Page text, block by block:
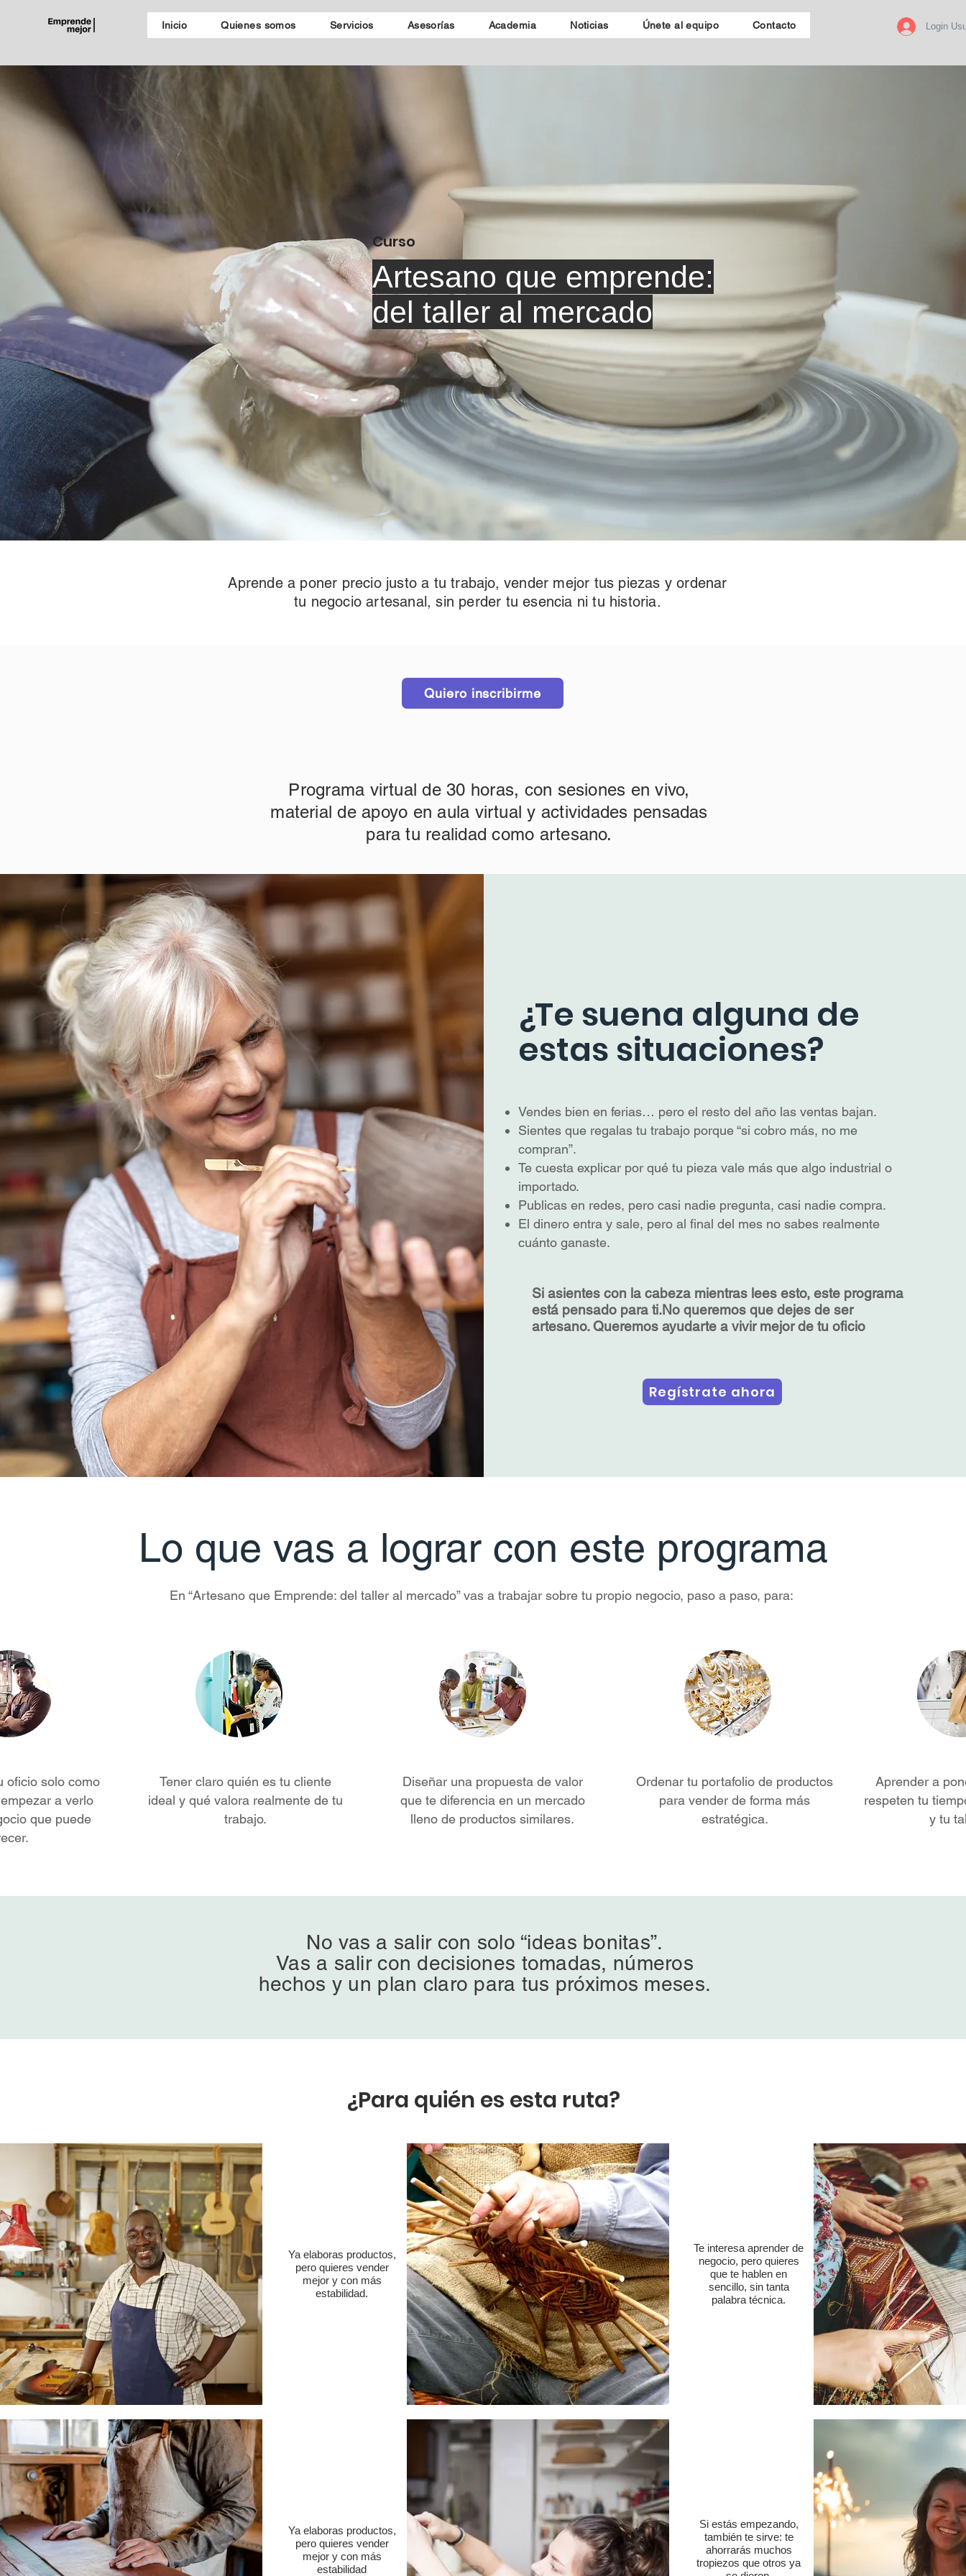
Inicio Quienes somos Servicios Asesorías Academia Noticias Únete al equipo Contacto Login
Curso
Artesano que emprende:
del taller al mercado
Aprende a poner precio justo a tu trabajo, vender mejor tus piezas y ordenar
tu negocio artesanal, sin perder tu esencia ni tu historia.
Quiero inscribirme
Programa virtual de 30 horas, con sesiones en vivo,
material de apoyo en aula virtual y actividades pensadas
para tu realidad como artesano.
¿Te suena alguna de
estas situaciones?
Vendes bien en ferias… pero el resto del año las ventas bajan.
Sientes que regalas tu trabajo porque “si cobro más, no me
compran”.
Te cuesta explicar por qué tu pieza vale más que algo industrial o
importado.
Publicas en redes, pero casi nadie pregunta, casi nadie compra.
El dinero entra y sale, pero al final del mes no sabes realmente
cuánto ganaste.
Si asientes con la cabeza mientras lees esto, este programa
está pensado para ti.No queremos que dejes de ser
artesano. Queremos ayudarte a vivir mejor de tu oficio
Regístrate ahora
Lo que vas a lograr con este programa
En “Artesano que Emprende: del taller al mercado” vas a trabajar sobre tu propio negocio, paso a paso, para:
oficio solo como
a verlo
que puede
Tener claro quién es tu cliente
ideal y qué valora realmente de tu
trabajo.
Diseñar una propuesta de valor
que te diferencia en un mercado
lleno de productos similares.
Ordenar tu portafolio de productos
para vender de forma más
estratégica.
Aprender a
respeten tu
y tu
No vas a salir con solo “ideas bonitas”.
Vas a salir con decisiones tomadas, números
hechos y un plan claro para tus próximos meses.
¿Para quién es esta ruta?
Ya elaboras productos,
pero quieres vender
mejor y con más
estabilidad.
Te interesa aprender de
negocio, pero quieres
que te hablen en
sencillo, sin tanta
palabra técnica.
Ya elaboras productos,
pero quieres vender
mejor y con más
estabilidad
Si estás empezando,
también te sirve: te
ahorrarás muchos
tropiezos que otros ya